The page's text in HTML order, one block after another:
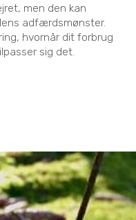
men den kan
adfærdsmønster.
hvornår dit forbrug
sig det.